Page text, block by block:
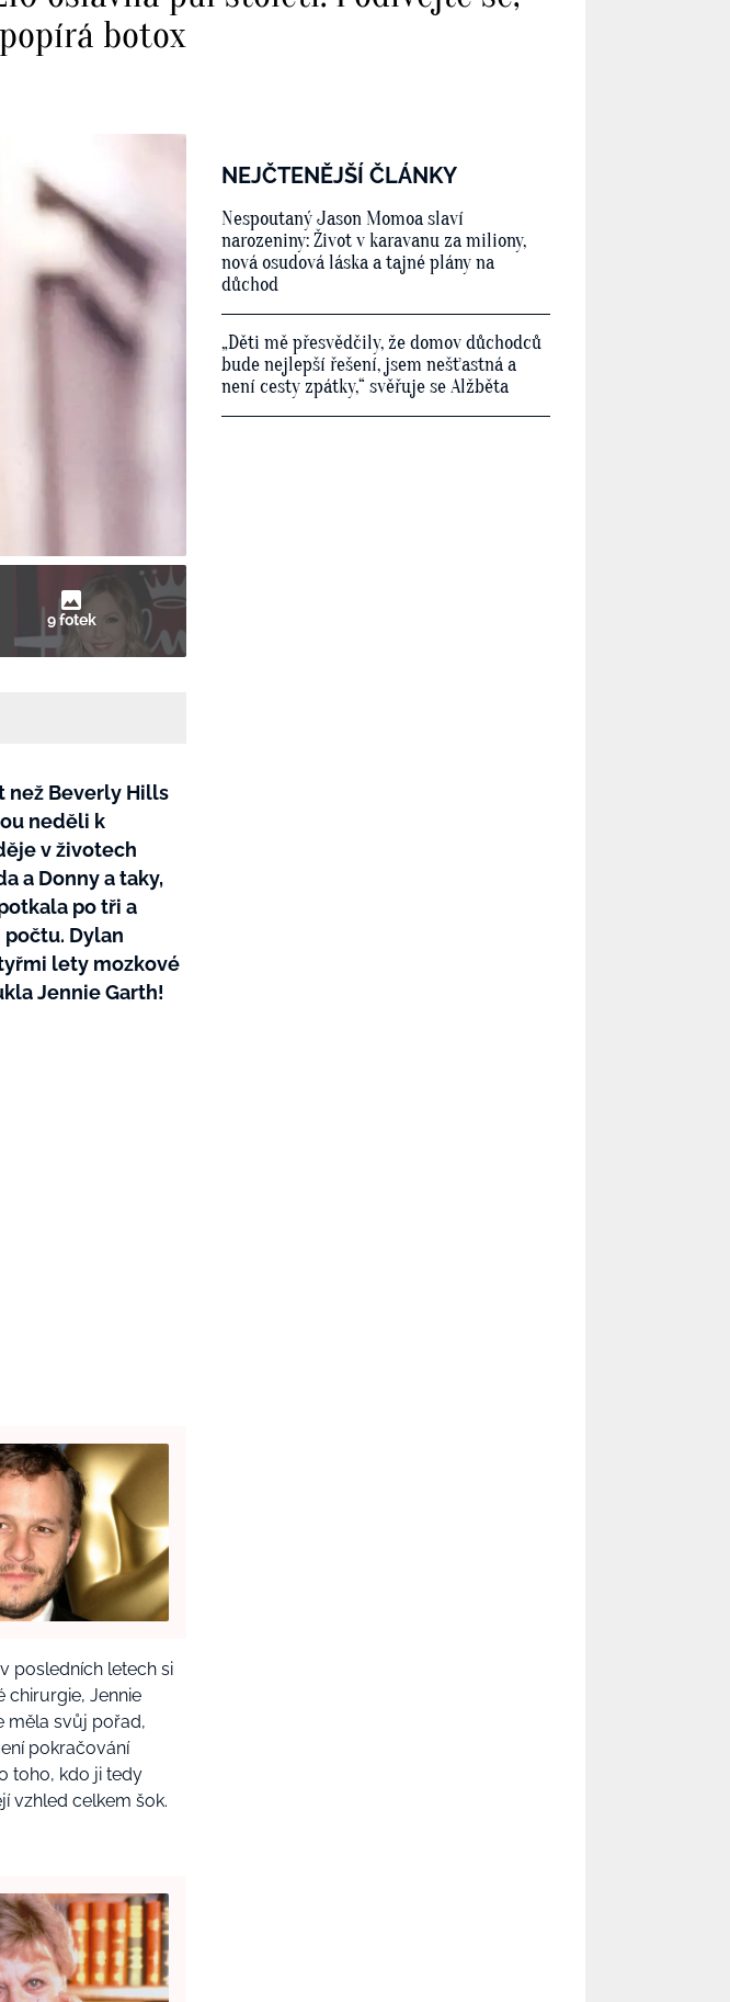
botox
9 fotek
než Beverly Hills
neděli k
v životech
a Donny a taky,
po tři a
Dylan
lety mozkové
Jennie Garth!
posledních letech si
chirurgie, Jennie
měla svůj pořad,
pokračování
toho, kdo ji tedy
vzhled celkem šok.
NEJČTENĚJŠÍ ČLÁNKY
Nespoutaný Jason Momoa slaví
narozeniny: Život v karavanu za miliony,
nová osudová láska a tajné plány na
důchod
„Děti mě přesvědčily, že domov důchodců
bude nejlepší řešení, jsem nešťastná a
není cesty zpátky,“ svěřuje se Alžběta